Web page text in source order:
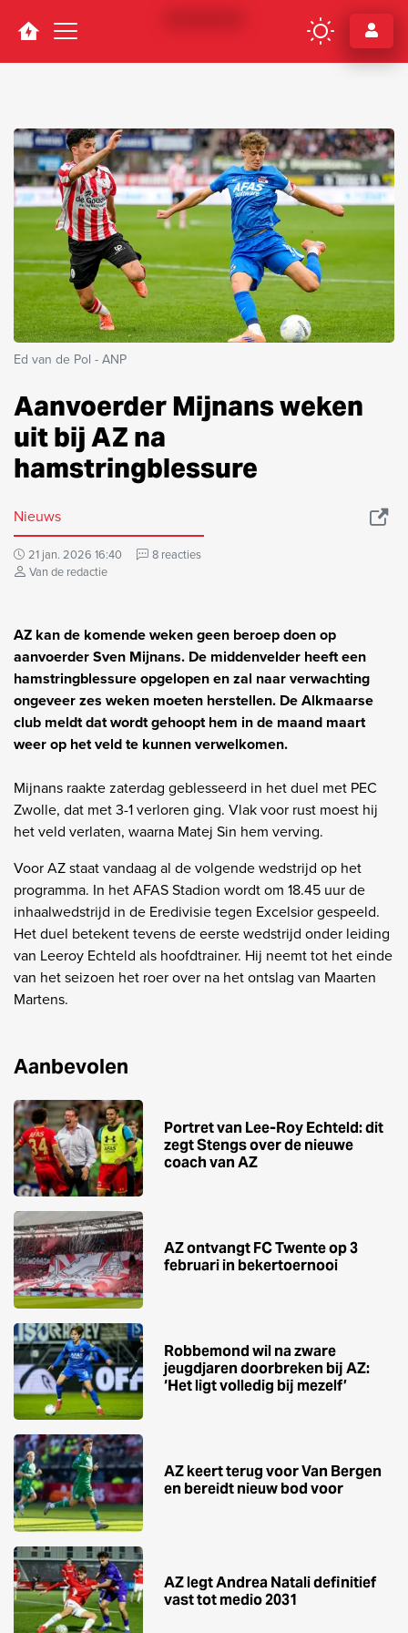
Navigation
Ed van de Pol - ANP
Aanvoerder Mijnans weken
uit bij AZ na
hamstringblessure
Nieuws
21 jan. 2026 16:40
8 reacties
Van de redactie
AZ kan de komende weken geen beroep doen op
aanvoerder Sven Mijnans. De middenvelder heeft een
hamstringblessure opgelopen en zal naar verwachting
ongeveer zes weken moeten herstellen. De Alkmaarse
club meldt dat wordt gehoopt hem in de maand maart
weer op het veld te kunnen verwelkomen.
Mijnans raakte zaterdag geblesseerd in het duel met PEC
Zwolle, dat met 3-1 verloren ging. Vlak voor rust moest hij
het veld verlaten, waarna Matej Sin hem verving.
Voor AZ staat vandaag al de volgende wedstrijd op het
programma. In het AFAS Stadion wordt om 18.45 uur de
inhaalwedstrijd in de Eredivisie tegen Excelsior gespeeld.
Het duel betekent tevens de eerste wedstrijd onder leiding
van Leeroy Echteld als hoofdtrainer. Hij neemt tot het einde
van het seizoen het roer over na het ontslag van Maarten
Martens.
Aanbevolen
Portret van Lee-Roy Echteld: dit
zegt Stengs over de nieuwe
coach van AZ
AZ ontvangt FC Twente op 3
februari in bekertoernooi
Robbemond wil na zware
jeugdjaren doorbreken bij AZ:
‘Het ligt volledig bij mezelf’
AZ keert terug voor Van Bergen
en bereidt nieuw bod voor
AZ legt Andrea Natali definitief
vast tot medio 2031